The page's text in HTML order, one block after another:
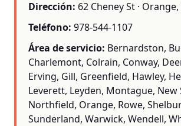
Dirección: 62 Cheney St · Orange,
Teléfono: 978-544-1107
Área de servicio: Bernardston,
Charlemont, Colrain, Conway,
Erving, Gill, Greenfield, Hawley,
Leverett, Leyden, Montague, New
Northfield, Orange, Rowe,
Sunderland, Warwick, Wendell,